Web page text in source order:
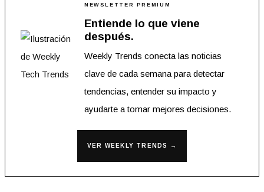
NEWSLETTER PREMIUM
Entiende lo que viene
después.
Weekly Trends conecta las noticias
clave de cada semana para detectar
tendencias, entender su impacto y
ayudarte a tomar mejores decisiones.
VER WEEKLY TRENDS →